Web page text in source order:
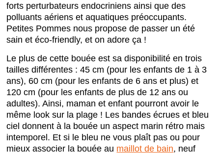
forts perturbateurs endocriniens ainsi que des
polluants aériens et aquatiques préoccupants.
Petites Pommes nous propose de passer un été
sain et éco-friendly, et on adore ça !
Le plus de cette bouée est sa disponibilité en trois
tailles différentes : 45 cm (pour les enfants de 1 à 3
ans), 60 cm (pour les enfants de 6 ans et plus) et
120 cm (pour les enfants de plus de 12 ans ou
adultes). Ainsi, maman et enfant pourront avoir le
même look sur la plage ! Les bandes écrues et bleu
ciel donnent à la bouée un aspect marin rétro mais
intemporel. Et si le bleu ne vous plaît pas ou pour
mieux associer la bouée au maillot de bain, neuf